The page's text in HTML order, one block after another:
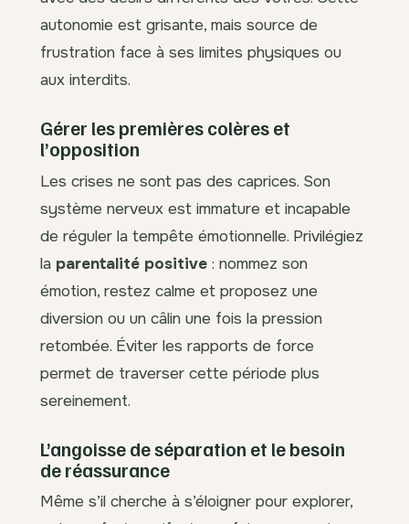
autonomie est grisante, mais source de
frustration face à ses limites physiques ou
aux interdits.
Gérer les premières colères et
l’opposition
Les crises ne sont pas des caprices. Son
système nerveux est immature et incapable
de réguler la tempête émotionnelle. Privilégiez
la parentalité positive : nommez son
émotion, restez calme et proposez une
diversion ou un câlin une fois la pression
retombée. Éviter les rapports de force
permet de traverser cette période plus
sereinement.
L’angoisse de séparation et le besoin
de réassurance
Même s’il cherche à s’éloigner pour explorer,